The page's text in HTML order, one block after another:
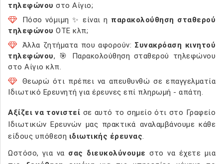
τηλεφώνου στο Αίγιο;
Πόσο νόμιμη ✨ είναι η παρακολούθηση σταθερού
τηλεφώνου ΟΤΕ κλπ;
Άλλα ζητήματα που αφορούν: Συνακρόαση κινητού
τηλεφώνου, 🎯 Παρακολούθηση σταθερού τηλεφώνου
στο Αίγιο κλπ.
Θεωρώ ότι πρέπει να απευθυνθώ σε επαγγελματία
Ιδιωτικό Ερευνητή για έρευνες επί πληρωμή - απάτη.
Αξίζει να τονιστεί σε αυτό το σημείο ότι στο Γραφείο
Ιδιωτικών Ερευνών μας πρακτικά αναλαμβάνουμε κάθε
είδους υπόθεση ιδιωτικής έρευνας.
Ωστόσο, για να σας διευκολύνουμε στο να έχετε μια